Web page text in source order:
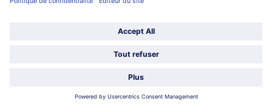
Sélectionner le pays / la langue